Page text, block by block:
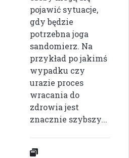
pojawić sytuacje,
gdy będzie
potrzebna joga
sandomierz. Na
przykład po jakimś
wypadku czy
urazie proces
wracania do
zdrowia jest
znacznie szybszy...